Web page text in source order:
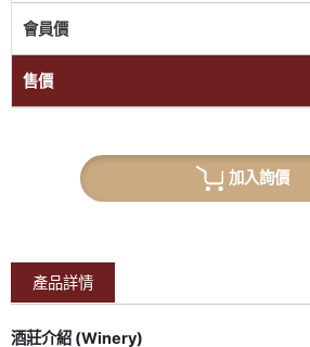
會員價
售價
加入詢價
產品詳情
酒莊介紹 (Winery)